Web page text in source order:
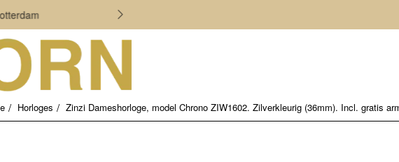
Horloges Zinzi Dameshorloge, model Chrono ZIW1602. Zilverkleurig (36mm). Incl. gratis